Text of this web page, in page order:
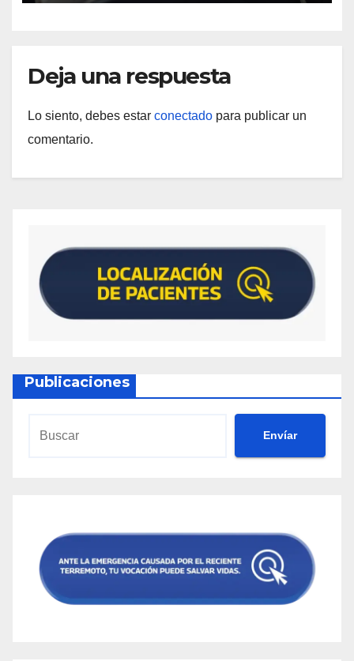
Deja una respuesta
Lo siento, debes estar conectado para publicar un
comentario.
Publicaciones
Envíar